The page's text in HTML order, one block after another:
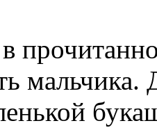
мальчика.